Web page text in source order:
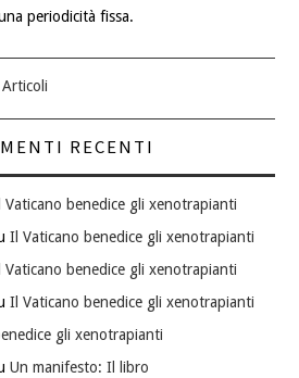
periodicità fissa.
RECENTI
Vaticano benedice gli xenotrapianti
Il Vaticano benedice gli xenotrapianti
Vaticano benedice gli xenotrapianti
Il Vaticano benedice gli xenotrapianti
gli xenotrapianti
Un manifesto: Il libro